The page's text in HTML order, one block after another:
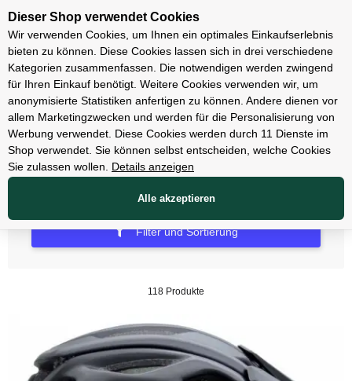
Unsere Filialen
Helme
MTB Helme
Filter und Sortierung
118 Produkte
Dieser Shop verwendet Cookies
Wir verwenden Cookies, um Ihnen ein optimales Einkaufserlebnis
bieten zu können. Diese Cookies lassen sich in drei verschiedene
Kategorien zusammenfassen. Die notwendigen werden zwingend
für Ihren Einkauf benötigt. Weitere Cookies verwenden wir, um
anonymisierte Statistiken anfertigen zu können. Andere dienen vor
allem Marketingzwecken und werden für die Personalisierung von
Werbung verwendet. Diese Cookies werden durch 11 Dienste im
Shop verwendet. Sie können selbst entscheiden, welche Cookies
Sie zulassen wollen.
Details anzeigen
Alle akzeptieren